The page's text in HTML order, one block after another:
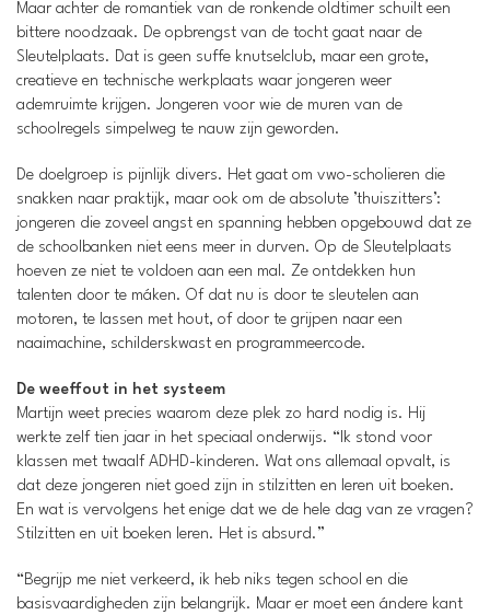
Maar achter de romantiek van de ronkende oldtimer schuilt een
bittere noodzaak. De opbrengst van de tocht gaat naar de
Sleutelplaats. Dat is geen suffe knutselclub, maar een grote,
creatieve en technische werkplaats waar jongeren weer
ademruimte krijgen. Jongeren voor wie de muren van de
schoolregels simpelweg te nauw zijn geworden.
De doelgroep is pijnlijk divers. Het gaat om vwo-scholieren die
snakken naar praktijk, maar ook om de absolute ’thuiszitters’:
jongeren die zoveel angst en spanning hebben opgebouwd dat ze
de schoolbanken niet eens meer in durven. Op de Sleutelplaats
hoeven ze niet te voldoen aan een mal. Ze ontdekken hun
talenten door te máken. Of dat nu is door te sleutelen aan
motoren, te lassen met hout, of door te grijpen naar een
naaimachine, schilderskwast en programmeercode.
De weeffout in het systeem
Martijn weet precies waarom deze plek zo hard nodig is. Hij
werkte zelf tien jaar in het speciaal onderwijs. “Ik stond voor
klassen met twaalf ADHD-kinderen. Wat ons allemaal opvalt, is
dat deze jongeren niet goed zijn in stilzitten en leren uit boeken.
En wat is vervolgens het enige dat we de hele dag van ze vragen?
Stilzitten en uit boeken leren. Het is absurd.”
“Begrijp me niet verkeerd, ik heb niks tegen school en die
basisvaardigheden zijn belangrijk. Maar er moet een ándere kant